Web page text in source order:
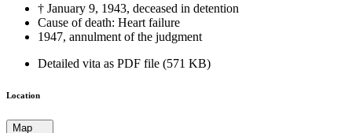
† January 9, 1943, deceased in detention
Cause of death: Heart failure
1947, annulment of the judgment
Detailed vita as PDF file (571 KB)
Location